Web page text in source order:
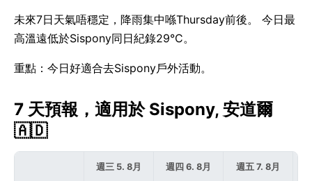
未來7日天氣唔穩定，降雨集中喺Thursday前後。 今日最
高溫遠低於Sispony同日紀錄29°C。
重點：今日好適合去Sispony戶外活動。
7 天預報，適用於 Sispony, 安道爾
🇦🇩
週三 5. 8月 週四 6. 8月 週五 7. 8月